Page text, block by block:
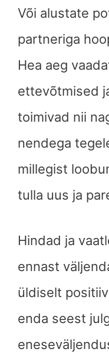
Või alustate
partneriga
Hea aeg
ettevõtmised
toimivad nii
nendega
millegist
tulla uus ja
Hindad ja
ennast
üldiselt
enda seest